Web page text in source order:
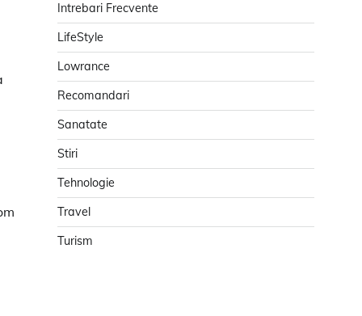
Intrebari Frecvente
LifeStyle
Lowrance
Recomandari
Sanatate
Stiri
Tehnologie
Travel
Turism